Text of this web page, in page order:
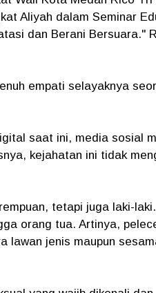
Aliyah dalam Seminar
dan Berani Bersuara."
empati selayaknya
saat ini, media sosial
kejahatan ini tidak
tetapi juga laki-laki.
orang tua. Artinya,
lawan jenis maupun